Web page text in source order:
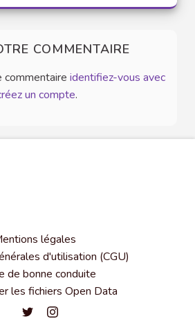
COMMENTAIRE
identifiez-vous avec
un compte.
légales
d'utilisation (CGU)
de bonne conduite
les fichiers Open Data
Convention citoyenne étudiante
Convention citoyenne